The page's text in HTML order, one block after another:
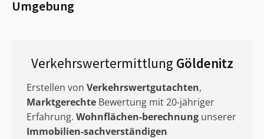
Umgebung
Verkehrswertermittlung Göldenitz
Erstellen von Verkehrswertgutachten,
Marktgerechte Bewertung mit 20-jähriger
Erfahrung. Wohnflächen-berechnung unserer
Immobilien-sachverständigen